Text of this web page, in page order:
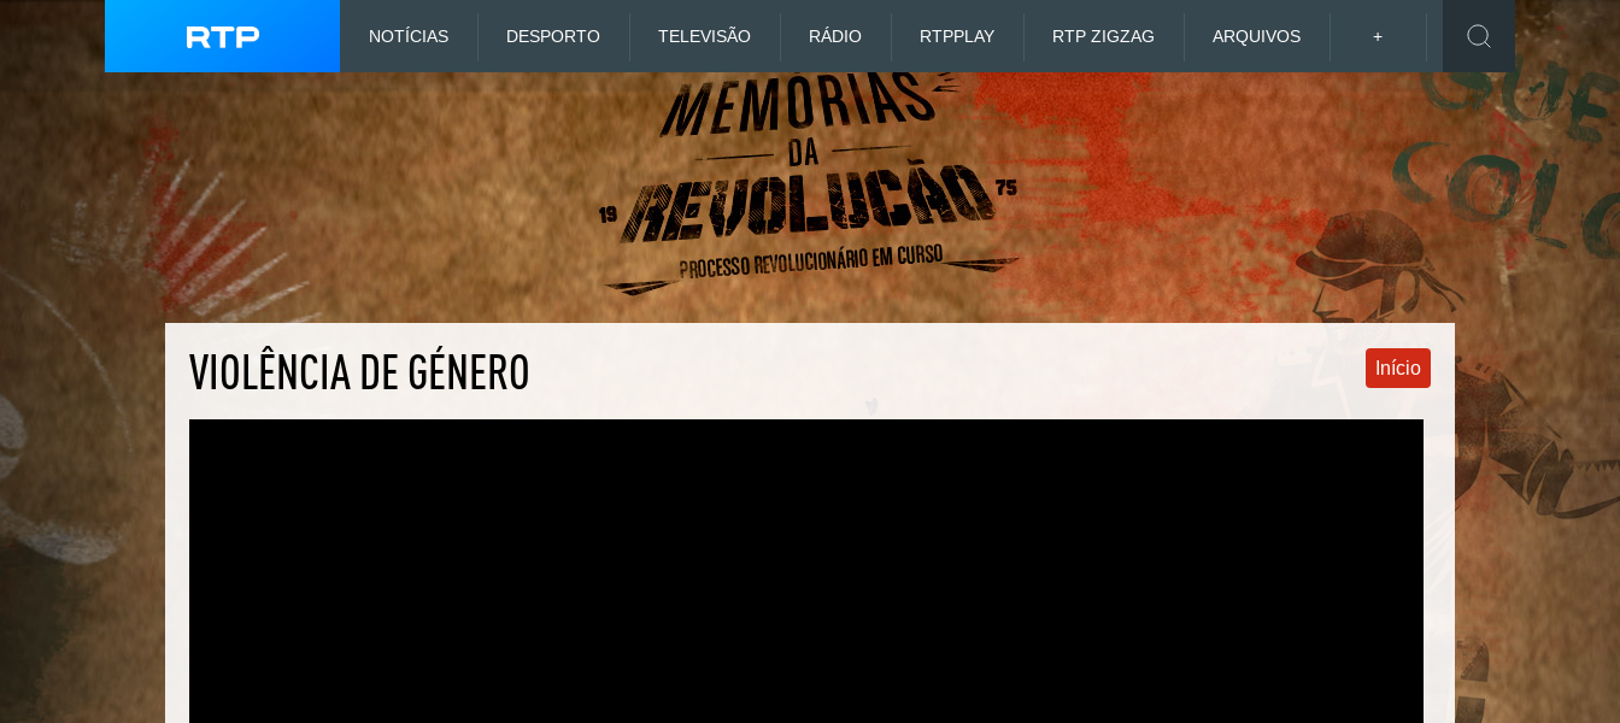
NOTÍCIAS DESPORTO TELEVISÃO RÁDIO RTPPLAY RTP ZIGZAG ARQUIVOS +
VIOLÊNCIA DE GÉNERO Início